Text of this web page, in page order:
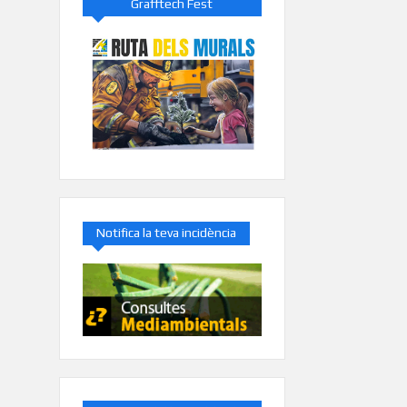
Grafftech Fest
Notifica la teva incidència